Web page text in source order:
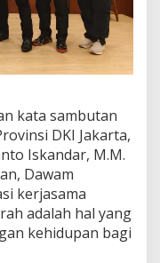
kata sambutan
DKI Jakarta,
Iskandar, M.M.
Dawam
kerjasama
adalah hal yang
kehidupan bagi